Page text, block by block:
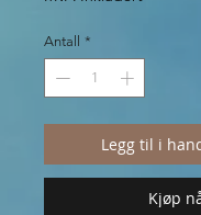
Antall *
Legg til i
Kjøp